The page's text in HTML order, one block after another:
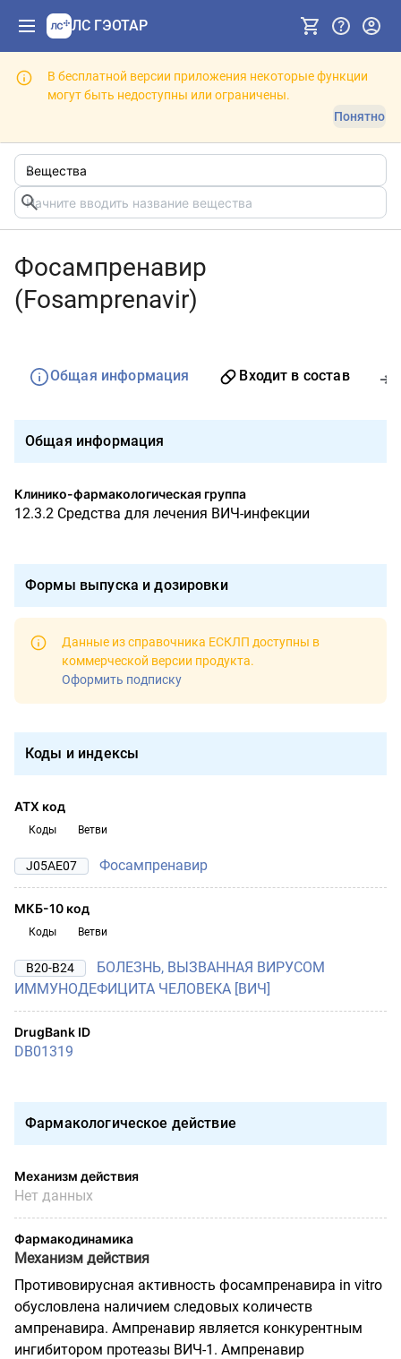
ЛС ГЭОТАР
В бесплатной версии приложения некоторые функции
могут быть недоступны или ограничены.
Понятно
Фосампренавир
(Fosamprenavir)
Общая информация Входит в состав
Общая информация
Клинико-фармакологическая группа
12.3.2 Средства для лечения ВИЧ-инфекции
Формы выпуска и дозировки
Данные из справочника ЕСКЛП доступны в
коммерческой версии продукта.
Оформить подписку
Коды и индексы
АТХ код
Коды Ветви
J05AE07 Фосампренавир
МКБ-10 код
Коды Ветви
B20-B24
БОЛЕЗНЬ, ВЫЗВАННАЯ ВИРУСОМ
ИММУНОДЕФИЦИТА ЧЕЛОВЕКА [ВИЧ]
DrugBank ID
DB01319
Фармакологическое действие
Механизм действия
Нет данных
Фармакодинамика
Механизм действия
Противовирусная активность фосампренавира in vitro
обусловлена наличием следовых количеств
ампренавира. Ампренавир является конкурентным
ингибитором протеазы ВИЧ-1. Ампренавир